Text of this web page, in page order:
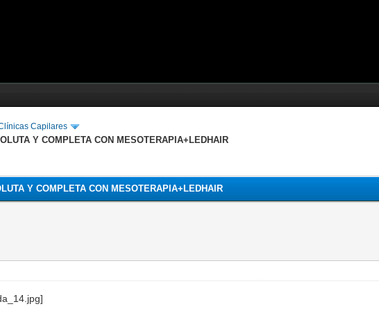
Capilares
Y COMPLETA CON MESOTERAPIA+LEDHAIR
Y COMPLETA CON MESOTERAPIA+LEDHAIR